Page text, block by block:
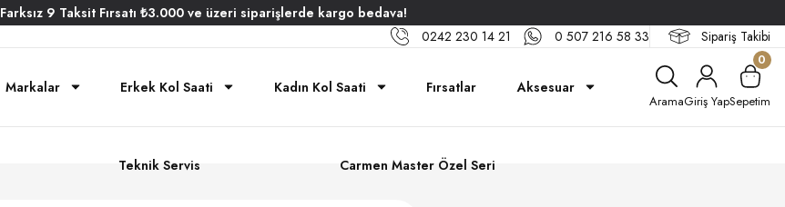
Farksız 9 Taksit Fırsatı ₺3.000 ve üzeri siparişlerde kargo bedava!
0242 230 14 21 0 507 216 58 33 Sipariş Takibi
Markalar Erkek Kol Saati Kadın Kol Saati Fırsatlar Aksesuar
Teknik Servis Carmen Master Özel Seri
AramaGiriş Yap
0
Sepetim